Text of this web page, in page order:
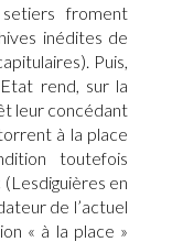
froment
inédites de
Puis,
rend, sur la
leur concédant
à la place
toutefois
en
de l’actuel
« à la place »